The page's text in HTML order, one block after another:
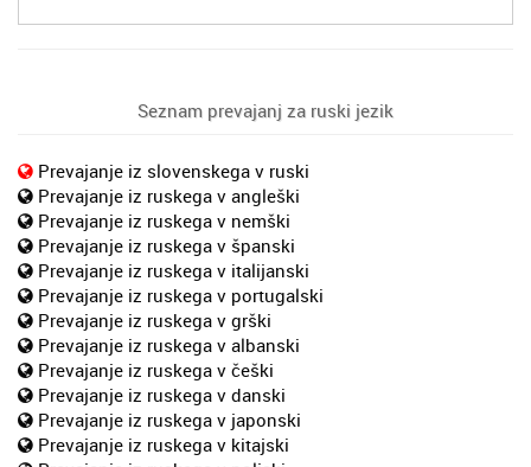
Seznam prevajanj za ruski jezik
Prevajanje iz slovenskega v ruski
Prevajanje iz ruskega v angleški
Prevajanje iz ruskega v nemški
Prevajanje iz ruskega v španski
Prevajanje iz ruskega v italijanski
Prevajanje iz ruskega v portugalski
Prevajanje iz ruskega v grški
Prevajanje iz ruskega v albanski
Prevajanje iz ruskega v češki
Prevajanje iz ruskega v danski
Prevajanje iz ruskega v japonski
Prevajanje iz ruskega v kitajski